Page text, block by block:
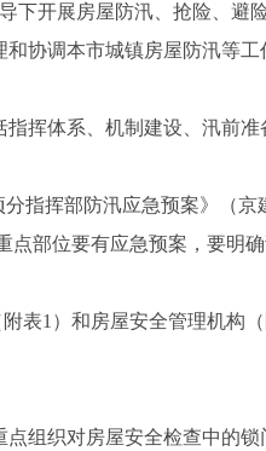
开展房屋防汛、抢险、避
协调本市城镇房屋防汛等
挥体系、机制建设、汛前
指挥部防汛应急预案》（京
部位要有应急预案，要明
表1）和房屋安全管理机构
组织对房屋安全检查中的